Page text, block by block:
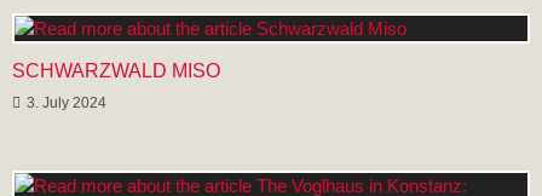
SCHWARZWALD MISO
3. July 2024